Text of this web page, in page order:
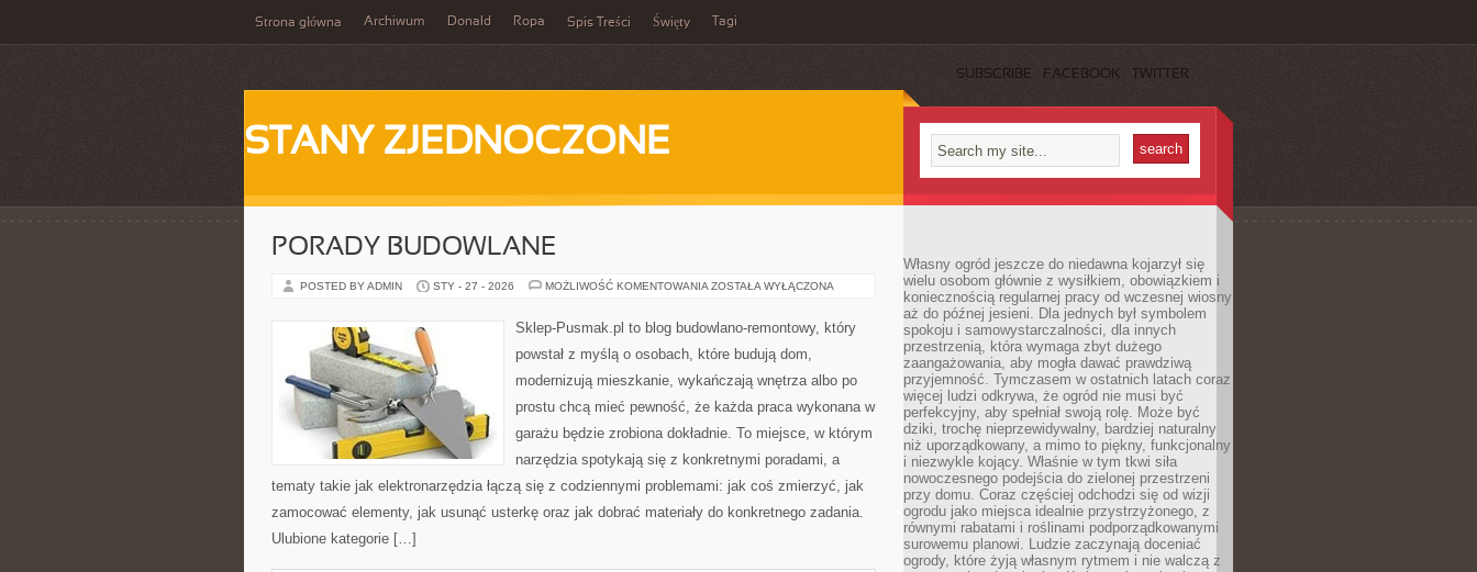
Strona główna Archiwum Donald Ropa Spis Treści Święty Tagi
SUBSCRIBE FACEBOOK TWITTER
STANY ZJEDNOCZONE
PORADY BUDOWLANE
POSTED BY ADMIN STY - 27 - 2026 MOŻLIWOŚĆ KOMENTOWANIA PORADY
ZOSTAŁA WYŁĄCZONA
Sklep-Pusmak.pl to blog budowlano-remontowy, który
powstał z myślą o osobach, które budują dom,
modernizują mieszkanie, wykańczają wnętrza albo po
prostu chcą mieć pewność, że każda praca wykonana w
garażu będzie zrobiona dokładnie. To miejsce, w którym
narzędzia spotykają się z konkretnymi poradami, a
tematy takie jak elektronarzędzia łączą się z codziennymi problemami: jak coś zmierzyć, jak
zamocować elementy, jak usunąć usterkę oraz jak dobrać materiały do konkretnego zadania.
Ulubione kategorie […]
Własny ogród jeszcze do niedawna kojarzył się
wielu osobom głównie z wysiłkiem, obowiązkiem i
koniecznością regularnej pracy od wczesnej wiosny
aż do późnej jesieni. Dla jednych był symbolem
spokoju i samowystarczalności, dla innych
przestrzenią, która wymaga zbyt dużego
zaangażowania, aby mogła dawać prawdziwą
przyjemność. Tymczasem w ostatnich latach coraz
więcej ludzi odkrywa, że ogród nie musi być
perfekcyjny, aby spełniał swoją rolę. Może być
dziki, trochę nieprzewidywalny, bardziej naturalny
niż uporządkowany, a mimo to piękny, funkcjonalny
i niezwykle kojący. Właśnie w tym tkwi siła
nowoczesnego podejścia do zielonej przestrzeni
przy domu. Coraz częściej odchodzi się od wizji
ogrodu jako miejsca idealnie przystrzyżonego, z
równymi rabatami i roślinami podporządkowanymi
surowemu planowi. Ludzie zaczynają doceniać
ogrody, które żyją własnym rytmem i nie walczą z